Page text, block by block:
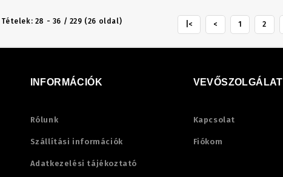
|< < 1 2
Tételek: 28 - 36 / 229 (26 oldal)
INFORMÁCIÓK
Rólunk
Szállítási információk
Adatkezelési tájékoztató
VEVŐSZOLGÁLAT
Kapcsolat
Fiókom